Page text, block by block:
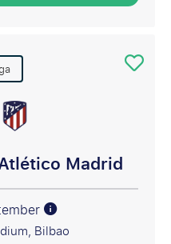
Madrid
Bilbao